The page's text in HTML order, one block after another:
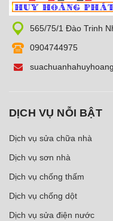
565/75/1 Đào Trinh
0904744975
DỊCH VỤ NỖI BẬT
Dịch vụ sửa chữa nhà
Dịch vụ sơn nhà
Dịch vụ chống thấm
Dịch vụ chống dột
Dịch vụ sửa điện nước